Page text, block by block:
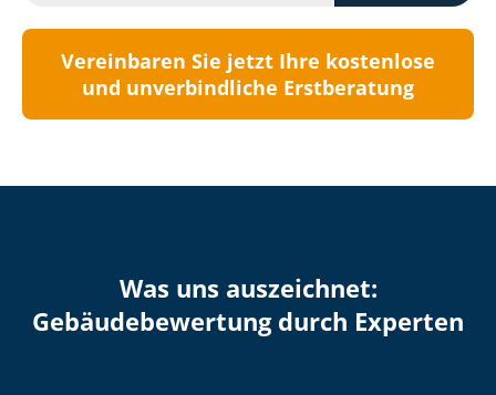
Vereinbaren Sie jetzt Ihre kostenlose
und unverbindliche Erstberatung
Was uns auszeichnet:
Ge­bäu­de­be­wer­tung durch Experten